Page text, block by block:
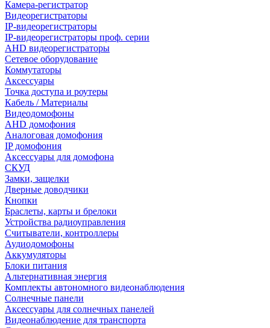
Камера-регистратор
Видеорегистраторы
IP-видеорегистраторы
IP-видеорегистраторы проф. серии
AHD видеорегистраторы
Сетевое оборудование
Коммутаторы
Аксессуары
Точка доступа и роутеры
Кабель / Материалы
Видеодомофоны
AHD домофония
Аналоговая домофония
IP домофония
Аксессуары для домофона
СКУД
Замки, защелки
Дверные доводчики
Кнопки
Браслеты, карты и брелоки
Устройства радиоуправления
Считыватели, контроллеры
Аудиодомофоны
Аккумуляторы
Блоки питания
Альтернативная энергия
Комплекты автономного видеонаблюдения
Солнечные панели
Аксессуары для солнечных панелей
Видеонаблюдение для транспорта